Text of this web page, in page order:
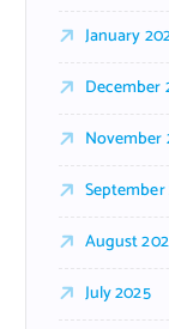
January
December
November
September
August
July 2025